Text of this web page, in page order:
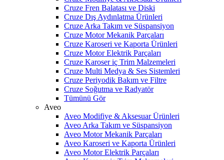
Cruze Fren Balatası ve Diski
Cruze Dış Aydınlatma Ürünleri
Cruze Arka Takım ve Süspansiyon
Cruze Motor Mekanik Parçaları
Cruze Karoseri ve Kaporta Ürünleri
Cruze Motor Elektrik Parçaları
Cruze Karoser iç Trim Malzemeleri
Cruze Multi Medya & Ses Sistemleri
Cruze Periyodik Bakım ve Filtre
Cruze Soğutma ve Radyatör
Tümünü Gör
Aveo
Aveo Modifiye & Aksesuar Ürünleri
Aveo Arka Takım ve Süspansiyon
Aveo Motor Mekanik Parçaları
Aveo Karoseri ve Kaporta Ürünleri
Aveo Motor Elektrik Parçaları